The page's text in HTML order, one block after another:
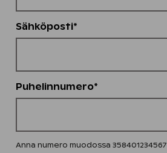
Sähköposti*
Puhelinnumero*
Anna numero muodossa 358401234567